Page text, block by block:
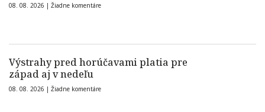
08. 08. 2026 | Žiadne komentáre
Výstrahy pred horúčavami platia pre
západ aj v nedeľu
08. 08. 2026 | Žiadne komentáre